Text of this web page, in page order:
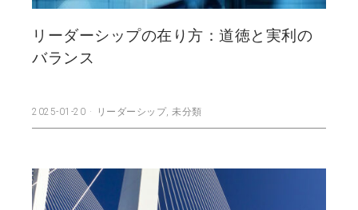
リーダーシップの在り方：道徳と実利の
バランス
2025-01-20 リーダーシップ,未分類